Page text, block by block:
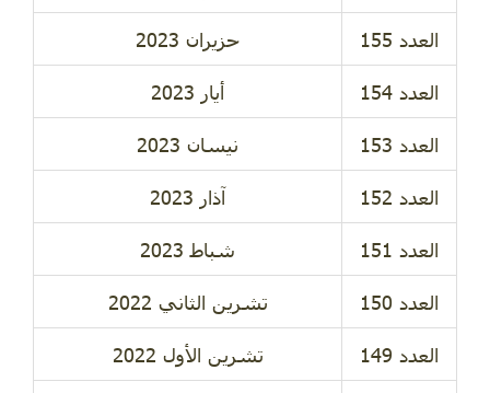
حزيران 2023
أيار 2023
نيسان 2023
آذار 2023
شباط 2023
تشرين الثاني 2022
تشرين الأول 2022